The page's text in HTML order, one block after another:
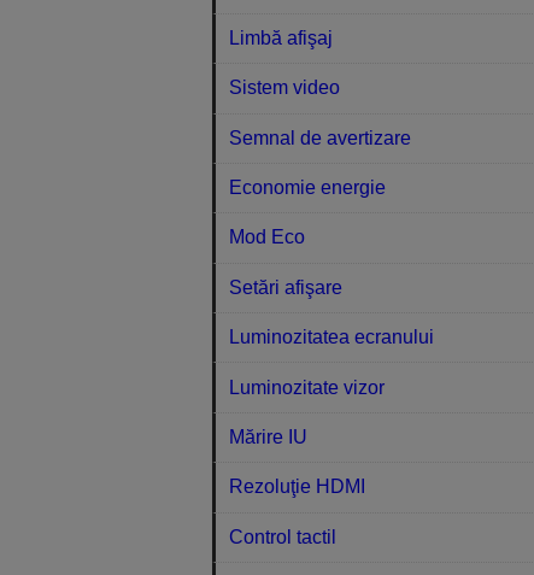
Limbă afişaj
Sistem video
Semnal de avertizare
Economie energie
Mod Eco
Setări afişare
Luminozitatea ecranului
Luminozitate vizor
Mărire IU
Rezoluţie HDMI
Control tactil